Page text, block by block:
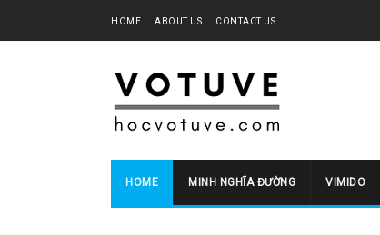
HOME ABOUT US CONTACT US
HOME MINH NGHĨA ĐƯỜNG VIMIDO